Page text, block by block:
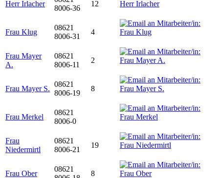
Herr Irlacher
8006-36
12
Frau Klug
08621
8006-31
4
Frau Mayer
A.
08621
8006-11
2
Frau Mayer S.
08621
8006-19
8
Frau Merkel
08621
8006-0
Frau
Niedermirtl
08621
8006-21
19
Frau Ober
08621
8